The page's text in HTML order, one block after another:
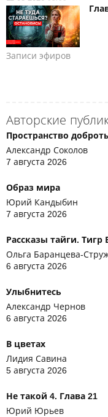
Записи эфиров
Авторские
Пространство
Александр Соколов
7 августа 2026
Образ мира
Юрий Кандыбин
7 августа 2026
Рассказы тайги. Тигр
Ольга Баранцева-
6 августа 2026
Улыбнитесь
Александр Чернов
6 августа 2026
В цветах
Лидия Савина
5 августа 2026
Не такой 4. Глава 21
Юрий Юрьев